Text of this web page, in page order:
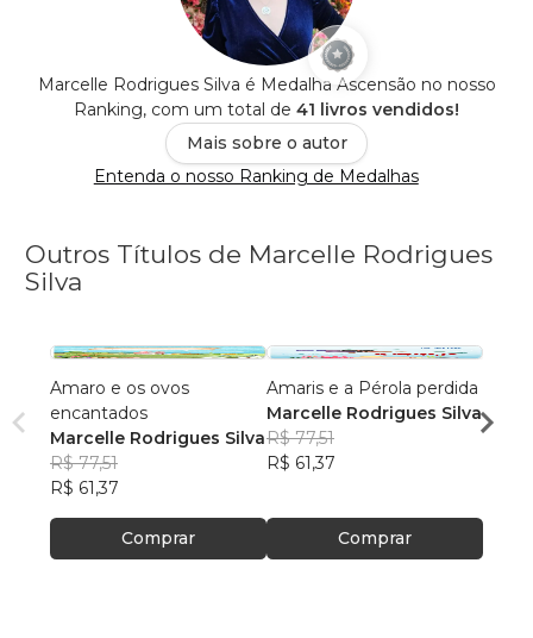
Marcelle Rodrigues Silva é Medalha Ascensão no nosso
Ranking, com um total de 41 livros vendidos!
Mais sobre o autor
Entenda o nosso Ranking de Medalhas
Outros Títulos de Marcelle Rodrigues
Silva
Amaro e os ovos
encantados
Marcelle Rodrigues Silva
R$ 77,51
R$ 61,37
Comprar
Amaris e a Pérola perdida
Marcelle Rodrigues Silva
R$ 77,51
R$ 61,37
Comprar
R$